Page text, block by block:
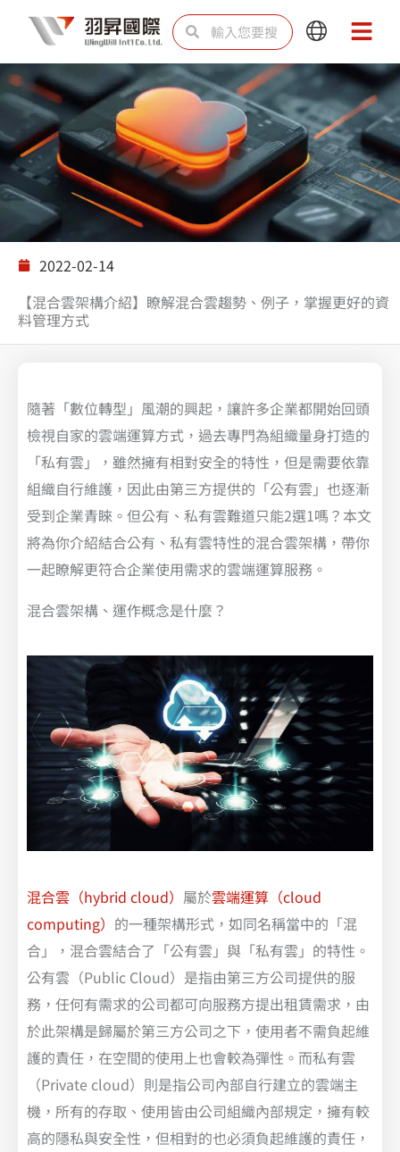
主
要
內
搜
尋 尋
Main
Menu
Main
Menu
解決方案
2022-02-14
【混合雲架構介紹】瞭解混合雲趨勢、例子，掌握更好的資
料管理方式
隨著「數位轉型」風潮的興起，讓許多企業都開始回頭
檢視自家的雲端運算方式，過去專門為組織量身打造的
「私有雲」，雖然擁有相對安全的特性，但是需要依靠
組織自行維護，因此由第三方提供的「公有雲」也逐漸
受到企業青睞。但公有、私有雲難道只能2選1嗎？本文
將為你介紹結合公有、私有雲特性的混合雲架構，帶你
一起瞭解更符合企業使用需求的雲端運算服務。
混合雲架構、運作概念是什麼？
混合雲（hybrid cloud） 屬於雲端運算（cloud
computing） 的一種架構形式，如同名稱當中的「混
合」，混合雲結合了「公有雲」與「私有雲」的特性。
公有雲（Public Cloud）是指由第三方公司提供的服
務，任何有需求的公司都可向服務方提出租賃需求，由
於此架構是歸屬於第三方公司之下，使用者不需負起維
護的責任，在空間的使用上也會較為彈性。而私有雲
（Private cloud）則是指公司內部自行建立的雲端主
機，所有的存取、使用皆由公司組織內部規定，擁有較
高的隱私與安全性，但相對的也必須負起維護的責任，